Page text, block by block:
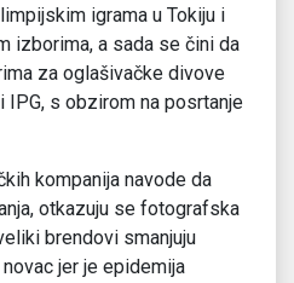
igrama u Tokiju i
izborima, a sada se čini da
za oglašivačke divove
IPG, s obzirom na posrtanje
kompanija navode da
otkazuju se fotografska
brendovi smanjuju
jer je epidemija